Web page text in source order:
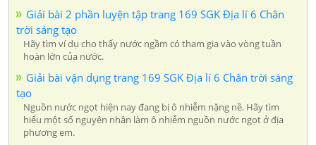
Giải bài 2 phần luyện tập trang 169 SGK Địa lí 6 Chân
trời sáng tạo
Hãy tìm ví dụ cho thấy nước ngầm có tham gia vào vòng tuần
hoàn lớn của nước.
Giải bài vận dụng trang 169 SGK Địa lí 6 Chân trời sáng
tạo
Nguồn nước ngọt hiện nay đang bị ô nhiễm nặng nề. Hãy tìm
hiểu một số nguyên nhân làm ô nhiễm nguồn nước ngọt ở địa
phương em.